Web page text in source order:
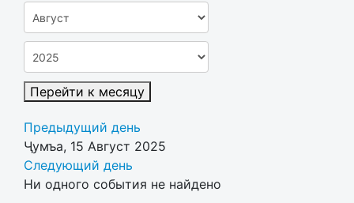
Перейти к месяцу
Предыдущий день
Ҷумъа, 15 Август 2025
Следующий день
Ни одного события не найдено